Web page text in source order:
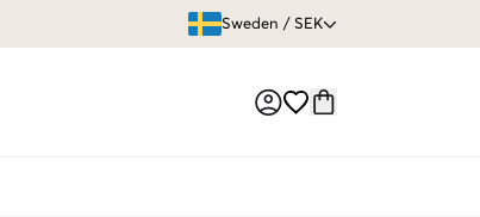
Sweden / SEK